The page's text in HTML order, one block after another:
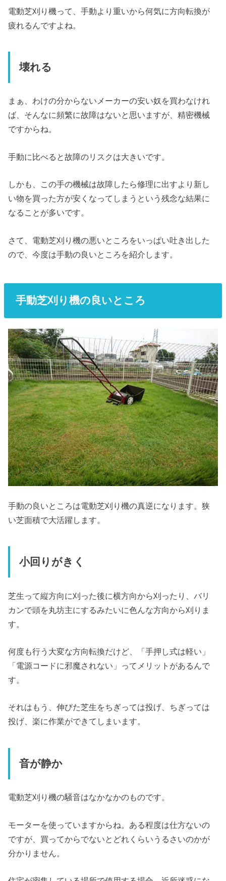
電動芝刈り機って、手動より重いから何気に方向転換が
疲れるんですよね。
壊れる
まぁ、わけの分からないメーカーの安い奴を買わなけれ
ば、そんなに頻繁に故障はないと思いますが、精密機械
ですからね。
手動に比べると故障のリスクは大きいです。
しかも、この手の機械は故障したら修理に出すより新し
い物を買った方が安くなってしまうという残念な結果に
なることが多いです。
さて、電動芝刈り機の悪いところをいっぱい吐き出した
ので、今度は手動の良いところを紹介します。
手動芝刈り機の良いところ
手動の良いところは電動芝刈り機の真逆になります。狭
い芝面積で大活躍します。
小回りがきく
芝生って縦方向に刈った後に横方向から刈ったり、バリ
カンで頭を丸坊主にするみたいに色んな方向から刈りま
す。
何度も行う大変な方向転換だけど、「手押し式は軽い」
「電源コードに邪魔されない」ってメリットがあるんで
す。
それはもう、伸びた芝生をちぎっては投げ、ちぎっては
投げ、楽に作業ができてしまいます。
音が静か
電動芝刈り機の騒音はなかなかのものです。
モーターを使っていますからね。ある程度は仕方ないの
ですが、買ってからでないとどれくらいうるさいのかが
分かりません。